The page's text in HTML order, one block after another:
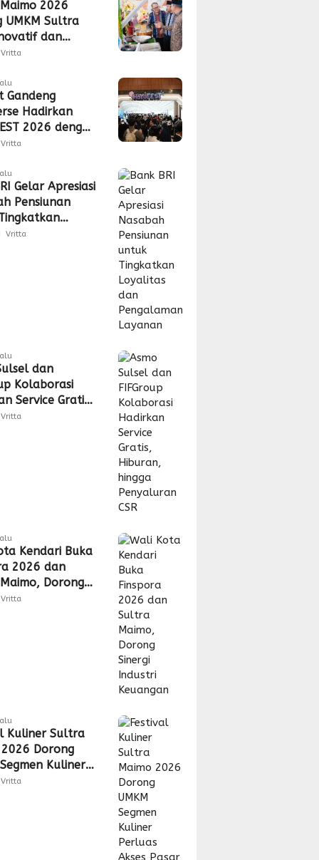
2026
UMKM Sultra
dan
Saing
Vritta
Gandeng
Hadirkan
2026 dengan
5G
Vritta
Gelar Apresiasi
Pensiunan
dan
Vritta
dan
Kolaborasi
Service Gratis,
hingga
Vritta
Kendari Buka
2026 dan
Dorong
Vritta
Kuliner Sultra
Dorong
Kuliner
Akses Pasar
Vritta